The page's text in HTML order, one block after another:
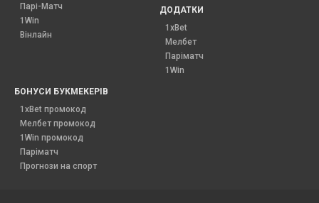
Парі-Матч
1Win
Вінлайн
ДОДАТКИ
1xBet
Мелбет
Паріматч
1Win
БОНУСИ БУКМЕКЕРІВ
1xBet промокод
Мелбет промокод
1Win промокод
Паріматч
Прогнози на спорт